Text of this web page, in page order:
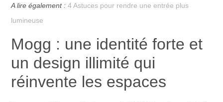
A lire également : 4 Astuces pour rendre une entrée plus
lumineuse
Mogg : une identité forte et
un design illimité qui
réinvente les espaces